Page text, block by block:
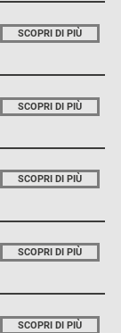
SCOPRI DI PIÙ
SCOPRI DI PIÙ
SCOPRI DI PIÙ
SCOPRI DI PIÙ
SCOPRI DI PIÙ